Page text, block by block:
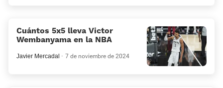
Cuántos 5x5 lleva Victor
Wembanyama en la NBA
Javier Mercadal 7 de noviembre de 2024